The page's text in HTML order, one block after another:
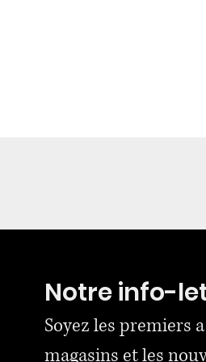
Notre info-
Soyez les premiers
magasins et les